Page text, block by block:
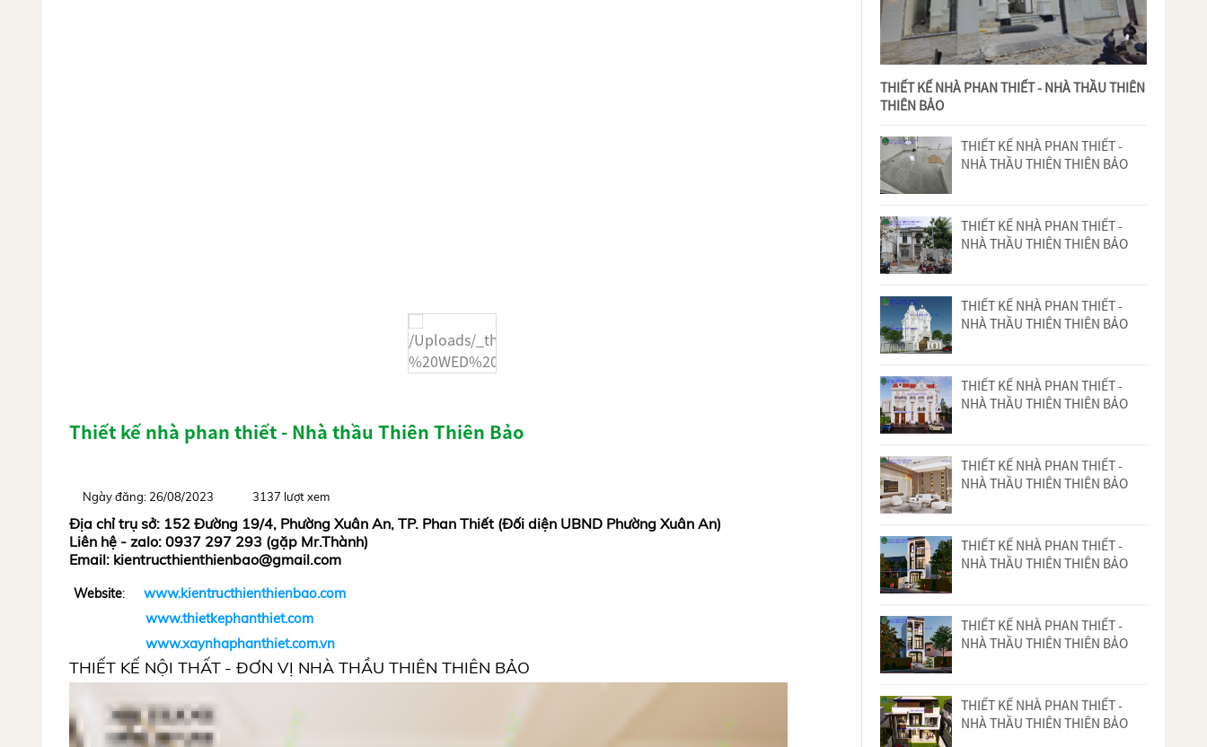
Thiết kế nhà phan thiết - Nhà thầu Thiên Thiên Bảo
Ngày đăng: 26/08/2023 3137 lượt xem
Địa chỉ trụ sở: 152 Đường 19/4, Phường Xuân An, TP. Phan Thiết (Đối diện UBND Phường Xuân An)
Liên hệ - zalo: 0937 297 293 (gặp Mr.Thành)
Email: kientructhienthienbao@gmail.com
Website:
www.kientructhienthienbao.com
www.thietkephanthiet.com
www.xaynhaphanthiet.com.vn
THIẾT KẾ NỘI THẤT - ĐƠN VỊ NHÀ THẦU THIÊN THIÊN BẢO
THIẾT KẾ NHÀ PHAN THIẾT - NHÀ THẦU THIÊN
THIÊN BẢO
THIẾT KẾ NHÀ PHAN THIẾT -
NHÀ THẦU THIÊN THIÊN BẢO
THIẾT KẾ NHÀ PHAN THIẾT -
NHÀ THẦU THIÊN THIÊN BẢO
THIẾT KẾ NHÀ PHAN THIẾT -
NHÀ THẦU THIÊN THIÊN BẢO
THIẾT KẾ NHÀ PHAN THIẾT -
NHÀ THẦU THIÊN THIÊN BẢO
THIẾT KẾ NHÀ PHAN THIẾT -
NHÀ THẦU THIÊN THIÊN BẢO
THIẾT KẾ NHÀ PHAN THIẾT -
NHÀ THẦU THIÊN THIÊN BẢO
THIẾT KẾ NHÀ PHAN THIẾT -
NHÀ THẦU THIÊN THIÊN BẢO
THIẾT KẾ NHÀ PHAN THIẾT -
NHÀ THẦU THIÊN THIÊN BẢO